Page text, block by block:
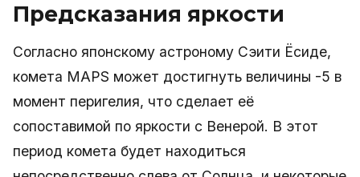
Предсказания яркости
Согласно японскому астроному Сэити Ёсиде,
комета MAPS может достигнуть величины -5 в
момент перигелия, что сделает её
сопоставимой по яркости с Венерой. В этот
период комета будет находиться